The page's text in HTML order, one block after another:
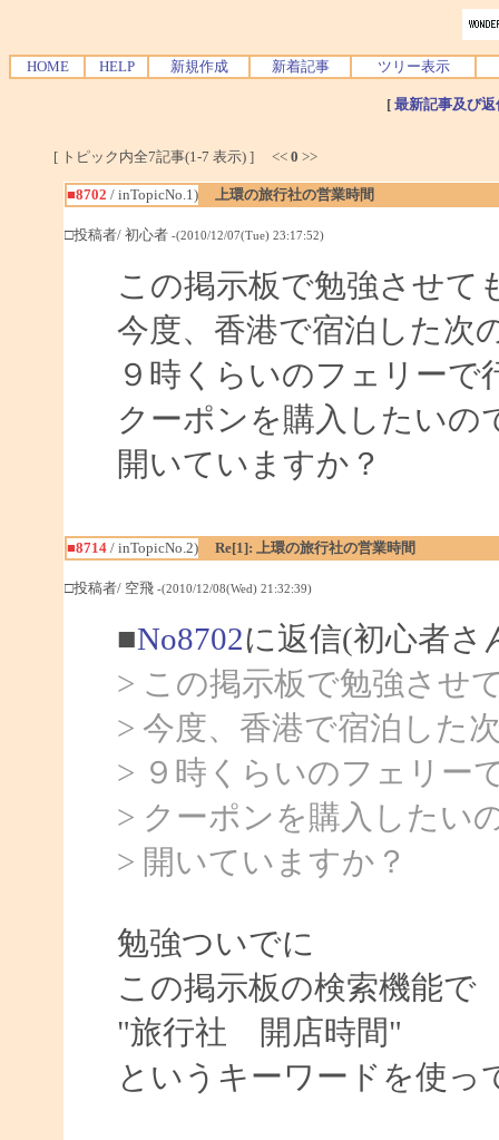
HOME HELP 新規作成 新着記事 ツリー表示
[ 最新記事及び
[ トピック内全7記事(1-7 表示) ] << 0 >>
■8702 / inTopicNo.1) 上環の旅行社の営業時間
□投稿者/ 初心者 -(2010/12/07(Tue) 23:17:52)
この掲示板で勉強させて
今度、香港で宿泊した次
９時くらいのフェリーで
クーポンを購入したいの
開いていますか？
■8714/ inTopicNo.2) Re[1]: 上環の旅行社の営業時間
□投稿者/ 空飛 -(2010/12/08(Wed) 21:32:39)
■No8702に返信(初心者さ
> この掲示板で勉強させ
> 今度、香港で宿泊した
> ９時くらいのフェリー
> クーポンを購入したい
> 開いていますか？
勉強ついでに
この掲示板の検索機能で
"旅行社 開店時間"
というキーワードを使っ